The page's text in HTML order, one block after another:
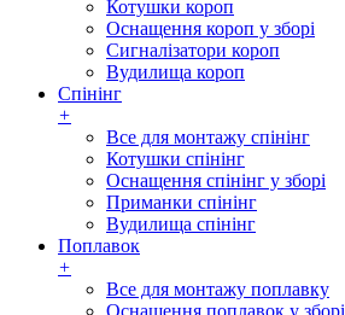
Котушки короп
Оснащення короп у зборі
Сигналізатори короп
Вудилища короп
Спінінг
+
Все для монтажу спінінг
Котушки спінінг
Оснащення спінінг у зборі
Приманки спінінг
Вудилища спінінг
Поплавок
+
Все для монтажу поплавку
Оснащення поплавок у зборі